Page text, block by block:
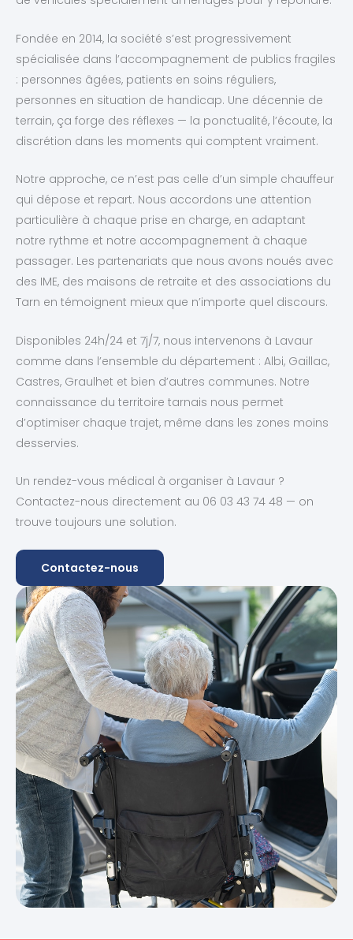
Fondée en 2014, la société s’est progressivement
spécialisée dans l’accompagnement de publics fragiles
: personnes âgées, patients en soins réguliers,
personnes en situation de handicap. Une décennie de
terrain, ça forge des réflexes — la ponctualité, l’écoute, la
discrétion dans les moments qui comptent vraiment.
Notre approche, ce n’est pas celle d’un simple chauffeur
qui dépose et repart. Nous accordons une attention
particulière à chaque prise en charge, en adaptant
notre rythme et notre accompagnement à chaque
passager. Les partenariats que nous avons noués avec
des IME, des maisons de retraite et des associations du
Tarn en témoignent mieux que n’importe quel discours.
Disponibles 24h/24 et 7j/7, nous intervenons à Lavaur
comme dans l’ensemble du département : Albi, Gaillac,
Castres, Graulhet et bien d’autres communes. Notre
connaissance du territoire tarnais nous permet
d’optimiser chaque trajet, même dans les zones moins
desservies.
Un rendez-vous médical à organiser à Lavaur ?
Contactez-nous directement au 06 03 43 74 48 — on
trouve toujours une solution.
Contactez-nous